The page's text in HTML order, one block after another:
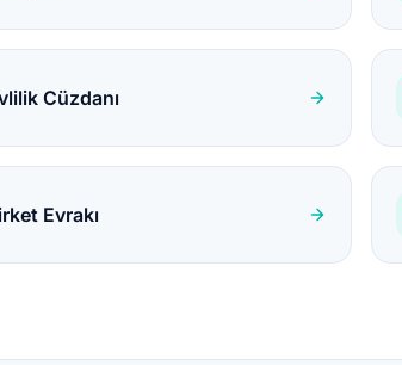
Cüzdanı
Evrakı